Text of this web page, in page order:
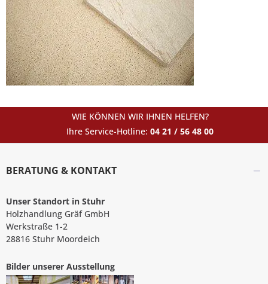
WIE KÖNNEN WIR IHNEN HELFEN?
Ihre Service-Hotline: 04 21 / 56 48 00
BERATUNG & KONTAKT
Unser Standort in Stuhr
Holzhandlung Gräf GmbH
Werkstraße 1-2
28816 Stuhr Moordeich
Bilder unserer Ausstellung